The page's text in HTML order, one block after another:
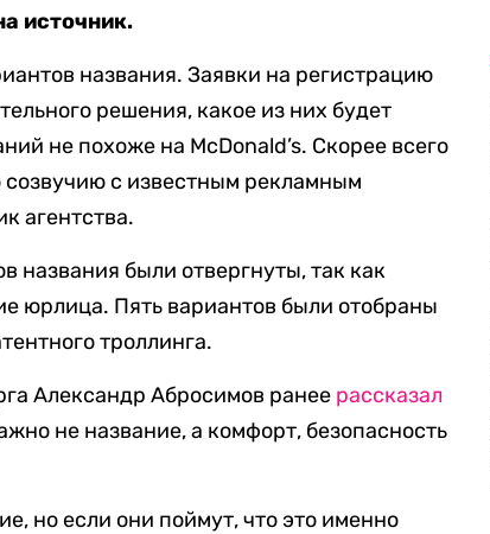
источник.
названия. Заявки на регистрацию
решения, какое из них будет
не похоже на McDonald’s. Скорее всего
с известным рекламным
агентства.
названия были отвергнуты, так как
юрлица. Пять вариантов были отобраны
троллинга.
Александр Абросимов ранее рассказал
не название, а комфорт, безопасность
но если они поймут, что это именно